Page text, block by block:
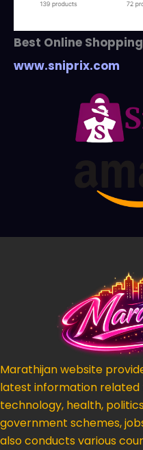
Best Online
www.sniprix.com
Marathijan website
latest information
technology, health,
government schemes,
also conducts various